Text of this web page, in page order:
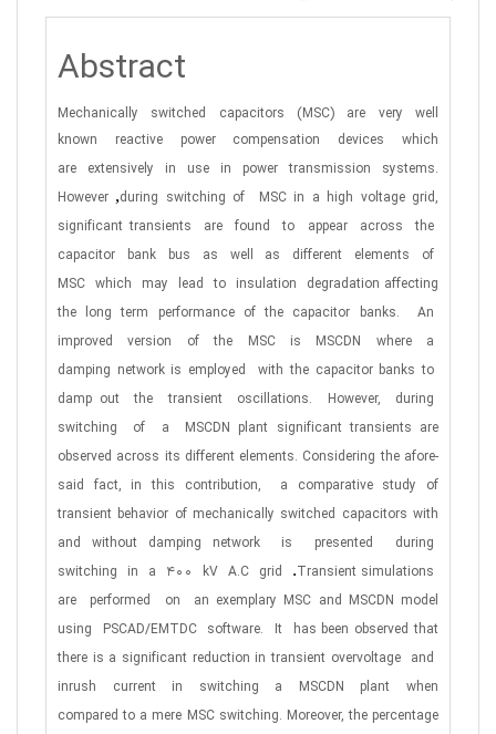
Abstract
Mechanically switched capacitors (MSC) are very
well
known reactive power compensation devices which
are
extensively in use in power transmission systems.
However ,during switching of
MSC in a high voltage grid,
significant transients are found to appear across
the
capacitor
bank bus as well as different elements
of
MSC which may lead to insulation
degradation affecting
the long term performance of the capacitor banks.
An
improved
version of the MSC is MSCDN where
a
damping network is employed
with the capacitor banks to
damp out the transient oscillations. However,
during
switching
of a
MSCDN plant significant transients are
observed across its different elements. Considering the afore-
said fact, in this
contribution,
a comparative study of
transient behavior of mechanically switched capacitors with
and without damping
network is presented
during
switching
in a 400 kV A.C grid .Transient simulations
are
performed on an exemplary MSC and MSCDN model
using
PSCAD/EMTDC software. It has been observed that
there is a significant reduction in transient overvoltage and
inrush
current in switching a MSCDN plant
when
compared to a mere MSC switching. Moreover, the percentage